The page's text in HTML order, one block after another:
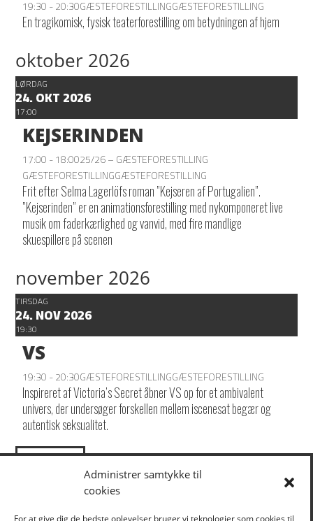
Administrer samtykke til
cookies
For at give dig de bedste oplevelser bruger vi teknologier som cookies til
19:30 - 20:30GÆSTEFORESTILLINGGÆSTEFORESTILLING
En tragikomisk, fysisk teaterforestilling om betydningen af hjem
oktober 2026
LØRDAG
24. OKT 2026
17:00
KEJSERINDEN
17:00 - 18:0025/26 – GÆSTEFORESTILLING
GÆSTEFORESTILLINGGÆSTEFORESTILLING
Frit efter Selma Lagerlöfs roman ”Kejseren af Portugalien”.
”Kejserinden” er en animationsforestilling med nykomponeret live
musik om faderkærlighed og vanvid, med fire mandlige
skuespillere på scenen
november 2026
TIRSDAG
24. NOV 2026
19:30
VS
19:30 - 20:30GÆSTEFORESTILLINGGÆSTEFORESTILLING
Inspireret af Victoria’s Secret åbner VS op for et ambivalent
univers, der undersøger forskellen mellem iscenesat begær og
autentisk seksualitet.
LOAD MORE
KLIK HER FOR AT TILMELDE DIG VORES NYHEDSBREV